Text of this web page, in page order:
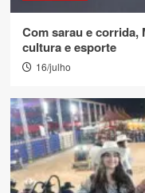
Com sarau e corrida,
cultura e esporte
16/julho